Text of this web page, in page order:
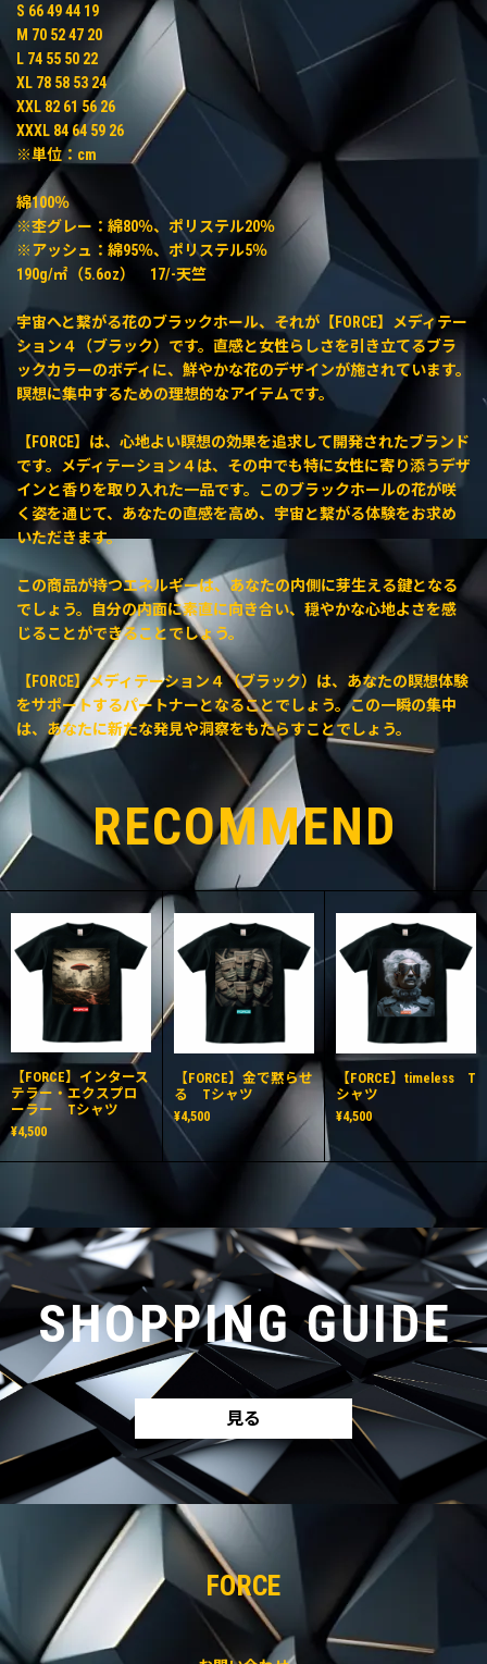
S 66 49 44 19
M 70 52 47 20
L 74 55 50 22
XL 78 58 53 24
XXL 82 61 56 26
XXXL 84 64 59 26
※単位：cm
綿100％
※杢グレー：綿80％、ポリステル20％
※アッシュ：綿95％、ポリステル5％
190g/㎡（5.6oz） 17/-天竺
宇宙へと繋がる花のブラックホール、それが【FORCE】メディテー
ション４（ブラック）です。直感と女性らしさを引き立てるブラ
ックカラーのボディに、鮮やかな花のデザインが施されています。
瞑想に集中するための理想的なアイテムです。
【FORCE】は、心地よい瞑想の効果を追求して開発されたブランド
です。メディテーション４は、その中でも特に女性に寄り添うデザ
インと香りを取り入れた一品です。このブラックホールの花が咲
く姿を通じて、あなたの直感を高め、宇宙と繋がる体験をお求め
いただきます。
この商品が持つエネルギーは、あなたの内側に芽生える鍵となる
でしょう。自分の内面に素直に向き合い、穏やかな心地よさを感
じることができることでしょう。
【FORCE】メディテーション４（ブラック）は、あなたの瞑想体験
をサポートするパートナーとなることでしょう。この一瞬の集中
は、あなたに新たな発見や洞察をもたらすことでしょう。
RECOMMEND
【FORCE】インタース
テラー・エクスプロ
ーラー Tシャツ
¥4,500
【FORCE】金で黙らせ
る Tシャツ
¥4,500
【FORCE】timeless T
シャツ
¥4,500
SHOPPING GUIDE
見る
FORCE